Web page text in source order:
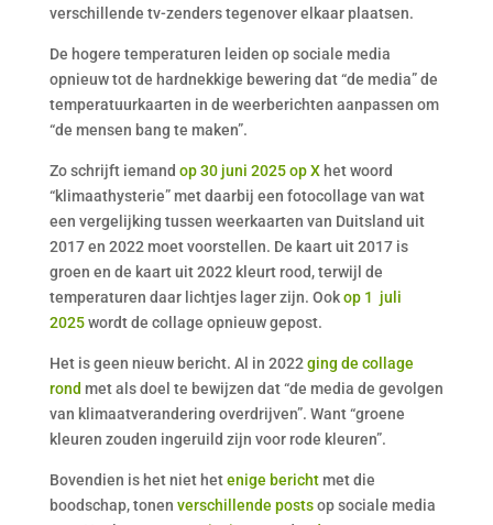
verschillende tv-zenders tegenover elkaar plaatsen.
De hogere temperaturen leiden op sociale media
opnieuw tot de hardnekkige bewering dat “de media” de
temperatuurkaarten in de weerberichten aanpassen om
“de mensen bang te maken”.
Zo schrijft iemand op 30 juni 2025 op Xhet woord
“klimaathysterie” met daarbij een fotocollage van wat
een vergelijking tussen weerkaarten van Duitsland uit
2017 en 2022 moet voorstellen. De kaart uit 2017 is
groen en de kaart uit 2022 kleurt rood, terwijl de
temperaturen daar lichtjes lager zijn. Ookop 1 juli
2025wordt de collage opnieuw gepost.
Het is geen nieuw bericht. Al in 2022 ging de collage
rond met als doel te bewijzen dat “de media de gevolgen
van klimaatverandering overdrijven”. Want “groene
kleuren zouden ingeruild zijn voor rode kleuren”.
Bovendien is het niet hetenige berichtmet die
boodschap, tonen verschillende postsop sociale media